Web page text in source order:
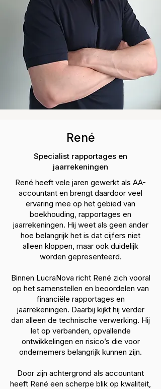
René
Specialist rapportages en
jaarrekeningen
René heeft vele jaren gewerkt als AA-
accountant en brengt daardoor veel
ervaring mee op het gebied van
boekhouding, rapportages en
jaarrekeningen. Hij weet als geen ander
hoe belangrijk het is dat cijfers niet
alleen kloppen, maar ook duidelijk
worden gepresenteerd.
Binnen LucraNova richt René zich vooral
op het samenstellen en beoordelen van
financiële rapportages en
jaarrekeningen. Daarbij kijkt hij verder
dan alleen de technische verwerking. Hij
let op verbanden, opvallende
ontwikkelingen en risico’s die voor
ondernemers belangrijk kunnen zijn.
Door zijn achtergrond als accountant
heeft René een scherpe blik op kwaliteit,